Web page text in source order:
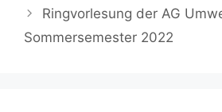
Ringvorlesung der AG
Sommersemester 2022